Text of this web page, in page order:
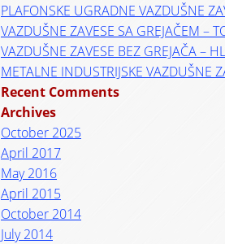
PLAFONSKE UGRADNE VAZDUŠNE
VAZDUŠNE ZAVESE SA GREJAČEM –
VAZDUŠNE ZAVESE BEZ GREJAČA –
METALNE INDUSTRIJSKE VAZDUŠNE
Recent Comments
Archives
October 2025
April 2017
May 2016
April 2015
October 2014
July 2014